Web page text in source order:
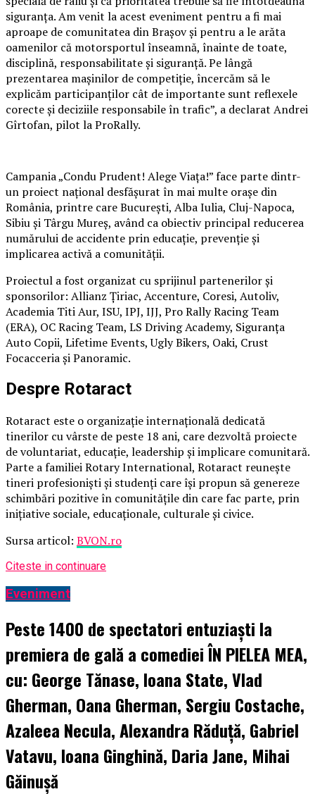
siguranța. Am venit la acest eveniment pentru a fi mai
aproape de comunitatea din Brașov și pentru a le arăta
oamenilor că motorsportul înseamnă, înainte de toate,
disciplină, responsabilitate și siguranță. Pe lângă
prezentarea mașinilor de competiție, încercăm să le
explicăm participanților cât de importante sunt reflexele
corecte și deciziile responsabile în trafic”, a declarat Andrei
Gîrtofan, pilot la ProRally.
Campania „Condu Prudent! Alege Viața!” face parte dintr-
un proiect național desfășurat în mai multe orașe din
România, printre care București, Alba Iulia, Cluj-Napoca,
Sibiu și Târgu Mureș, având ca obiectiv principal reducerea
numărului de accidente prin educație, prevenție și
implicarea activă a comunității.
Proiectul a fost organizat cu sprijinul partenerilor și
sponsorilor: Allianz Țiriac, Accenture, Coresi, Autoliv,
Academia Titi Aur, ISU, IPJ, IJJ, Pro Rally Racing Team
(ERA), OC Racing Team, LS Driving Academy, Siguranța
Auto Copii, Lifetime Events, Ugly Bikers, Oaki, Crust
Focacceria și Panoramic.
Despre Rotaract
Rotaract este o organizație internațională dedicată
tinerilor cu vârste de peste 18 ani, care dezvoltă proiecte
de voluntariat, educație, leadership și implicare comunitară.
Parte a familiei Rotary International, Rotaract reunește
tineri profesioniști și studenți care își propun să genereze
schimbări pozitive în comunitățile din care fac parte, prin
inițiative sociale, educaționale, culturale și civice.
Sursa articol: BVON.ro
Citeste in continuare
Eveniment
Peste 1400 de spectatori entuziaști la
premiera de gală a comediei ÎN PIELEA MEA,
cu: George Tănase, Ioana State, Vlad
Gherman, Oana Gherman, Sergiu Costache,
Azaleea Necula, Alexandra Răduță, Gabriel
Vatavu, Ioana Ginghină, Daria Jane, Mihai
Găinușă